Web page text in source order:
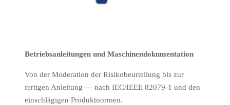
Betriebsanleitungen und Maschinendokumentation
Von der Moderation der Risikobeurteilung bis zur
fertigen Anleitung — nach IEC/IEEE 82079-1 und den
einschlägigen Produktnormen.